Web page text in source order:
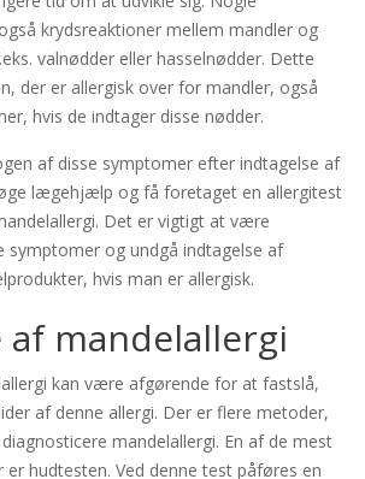
krydsreaktioner mellem mandler og
valnødder eller hasselnødder. Dette
der er allergisk over for mandler, også
hvis de indtager disse nødder.
af disse symptomer efter indtagelse af
lægehjælp og få foretaget en allergitest
Det er vigtigt at være
og undgå indtagelse af
hvis man er allergisk.
af mandelallergi
kan være afgørende for at fastslå,
af denne allergi. Der er flere metoder,
mandelallergi. En af de mest
hudtesten. Ved denne test påføres en